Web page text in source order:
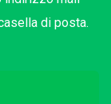
di posta.